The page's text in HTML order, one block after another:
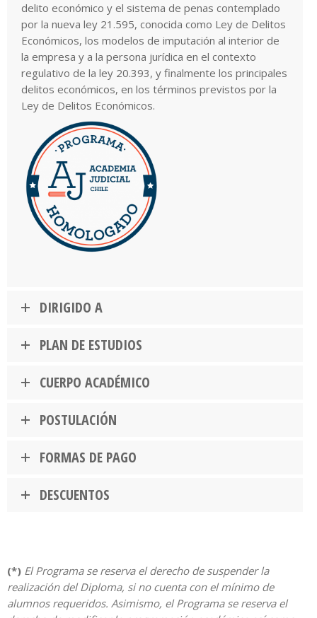
delito económico y el sistema de penas contemplado
por la nueva ley 21.595, conocida como Ley de Delitos
Económicos, los modelos de imputación al interior de
la empresa y a la persona jurídica en el contexto
regulativo de la ley 20.393, y finalmente los principales
delitos económicos, en los términos previstos por la
Ley de Delitos Económicos.
DIRIGIDO A
PLAN DE ESTUDIOS
CUERPO ACADÉMICO
POSTULACIÓN
FORMAS DE PAGO
DESCUENTOS
(*) El Programa se reserva el derecho de suspender la
realización del Diploma, si no cuenta con el mínimo de
alumnos requeridos. Asimismo, el Programa se reserva el